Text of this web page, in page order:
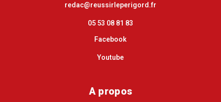
redac@reussirleperigord.fr
05 53 08 81 83
Facebook
Youtube
A propos